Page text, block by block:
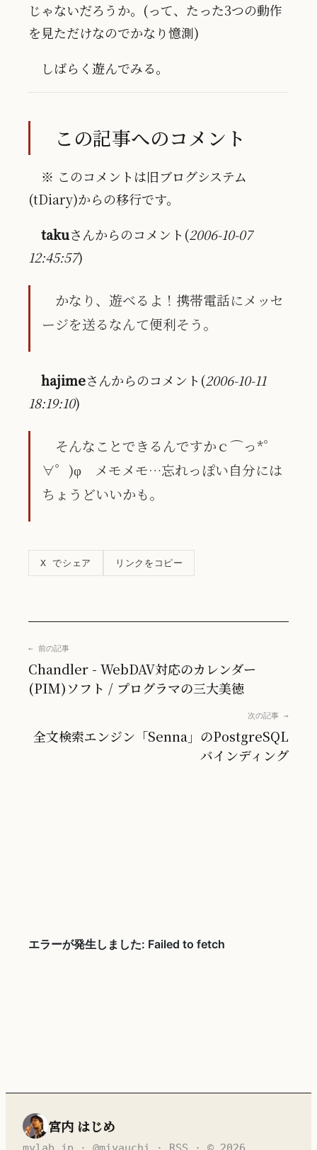
じゃないだろうか。(って、たった3つの動作
を見ただけなのでかなり憶測)
しばらく遊んでみる。
この記事へのコメント
※ このコメントは旧ブログシステム
(tDiary)からの移行です。
takuさんからのコメント(2006-10-07
12:45:57)
かなり、遊べるよ！携帯電話にメッセ
ージを送るなんて便利そう。
hajimeさんからのコメント(2006-10-11
18:19:10)
そんなことできるんですかｃ⌒っ*゜
∀゜)φ メモメモ…忘れっぽい自分には
ちょうどいいかも。
X でシェア リンクをコピー
← 前の記事
Chandler - WebDAV対応のカレンダー
(PIM)ソフト / プログラマの三大美徳
次の記事 →
全文検索エンジン「Senna」のPostgreSQL
バインディング
宮内 はじめ